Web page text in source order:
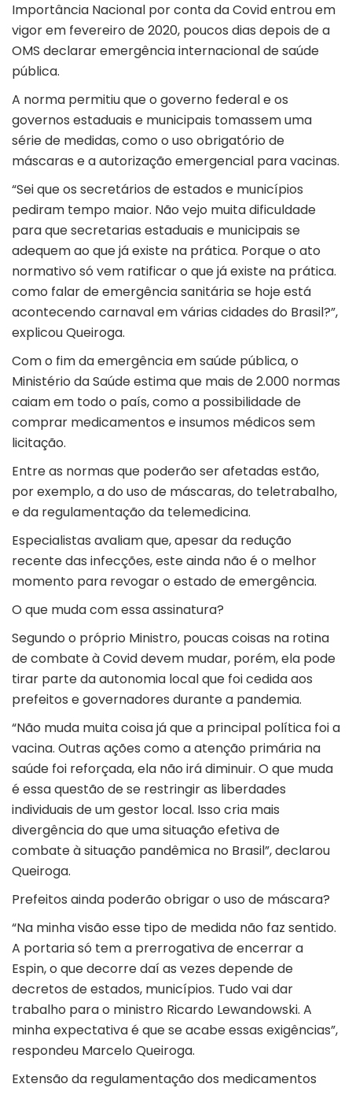
Importância Nacional por conta da Covid entrou em
vigor em fevereiro de 2020, poucos dias depois de a
OMS declarar emergência internacional de saúde
pública.
A norma permitiu que o governo federal e os
governos estaduais e municipais tomassem uma
série de medidas, como o uso obrigatório de
máscaras e a autorização emergencial para vacinas.
“Sei que os secretários de estados e municípios
pediram tempo maior. Não vejo muita dificuldade
para que secretarias estaduais e municipais se
adequem ao que já existe na prática. Porque o ato
normativo só vem ratificar o que já existe na prática.
como falar de emergência sanitária se hoje está
acontecendo carnaval em várias cidades do Brasil?”,
explicou Queiroga.
Com o fim da emergência em saúde pública, o
Ministério da Saúde estima que mais de 2.000 normas
caiam em todo o país, como a possibilidade de
comprar medicamentos e insumos médicos sem
licitação.
Entre as normas que poderão ser afetadas estão,
por exemplo, a do uso de máscaras, do teletrabalho,
e da regulamentação da telemedicina.
Especialistas avaliam que, apesar da redução
recente das infecções, este ainda não é o melhor
momento para revogar o estado de emergência.
O que muda com essa assinatura?
Segundo o próprio Ministro, poucas coisas na rotina
de combate à Covid devem mudar, porém, ela pode
tirar parte da autonomia local que foi cedida aos
prefeitos e governadores durante a pandemia.
“Não muda muita coisa já que a principal política foi a
vacina. Outras ações como a atenção primária na
saúde foi reforçada, ela não irá diminuir. O que muda
é essa questão de se restringir as liberdades
individuais de um gestor local. Isso cria mais
divergência do que uma situação efetiva de
combate à situação pandêmica no Brasil”, declarou
Queiroga.
Prefeitos ainda poderão obrigar o uso de máscara?
“Na minha visão esse tipo de medida não faz sentido.
A portaria só tem a prerrogativa de encerrar a
Espin, o que decorre daí as vezes depende de
decretos de estados, municípios. Tudo vai dar
trabalho para o ministro Ricardo Lewandowski. A
minha expectativa é que se acabe essas exigências”,
respondeu Marcelo Queiroga.
Extensão da regulamentação dos medicamentos